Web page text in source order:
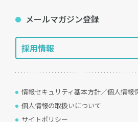
メールマガジン登録
採用情報
情報セキュリティ基本方針／個人情報
個人情報の取扱いについて
サイトポリシー